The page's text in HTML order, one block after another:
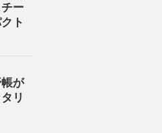
ー
ト
が
リ